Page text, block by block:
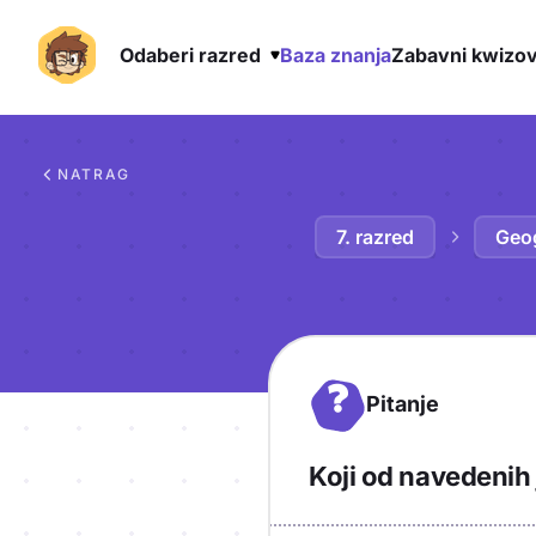
Odaberi razred Baza znanjaZabavni
NATRAG
7. razred
? Pitanje
Koji od